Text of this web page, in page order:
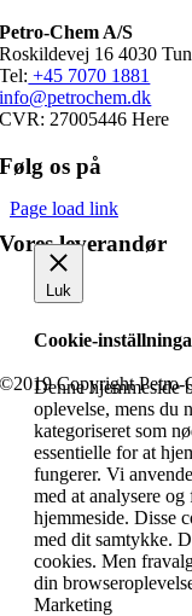
Petro-Chem A/S
Roskildevej 16 4030
Tel: +45 7070 1881
info@petrochem.dk
CVR: 27005446 Here
Følg os på
Vores leverandør
©2019 Copyright Petro-
Page load link
Luk
Cookie-
Denne hjemmeside
oplevelse, mens du
kategoriseret som
essentielle for at
fungerer. Vi
med at analysere
hjemmeside. Disse
med dit samtykke.
cookies. Men
din
Marketing